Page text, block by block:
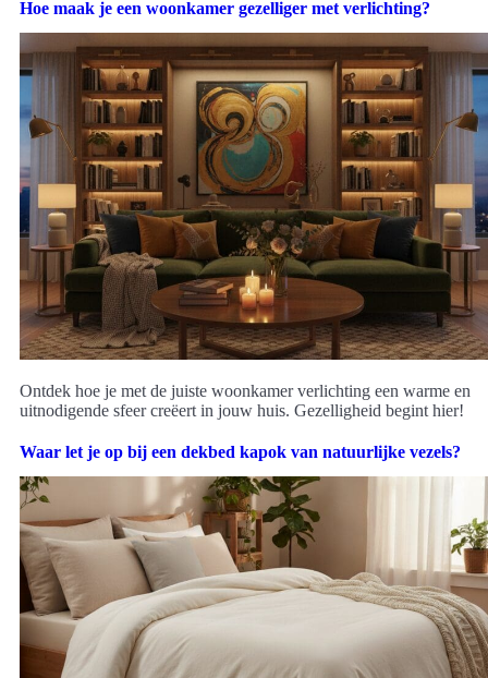
Hoe maak je een woonkamer gezelliger met verlichting?
Ontdek hoe je met de juiste woonkamer verlichting een warme en
uitnodigende sfeer creëert in jouw huis. Gezelligheid begint hier!
Waar let je op bij een dekbed kapok van natuurlijke vezels?